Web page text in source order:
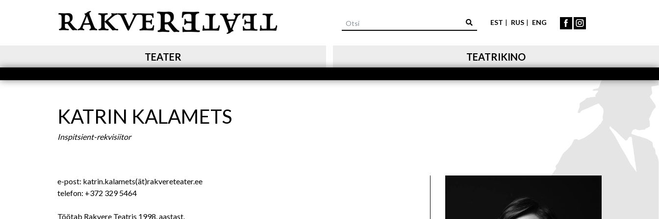
põhisisu
EST RUS ENG
TEATER TEATRIKINO
KATRIN KALAMETS
Inspitsient-rekvisiitor
e-post: katrin.kalamets(ät)rakvereteater.ee
telefon: +372 329 5464
Töötab Rakvere Teatris 1998. aastast.